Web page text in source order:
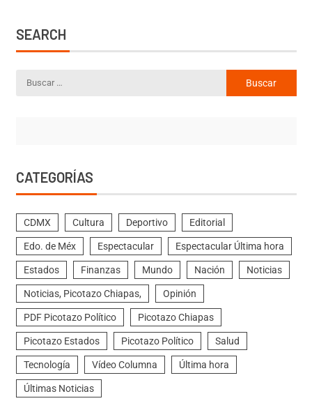
SEARCH
CATEGORÍAS
CDMX Cultura Deportivo Editorial
Edo. de Méx Espectacular Espectacular Última hora
Estados Finanzas Mundo Nación Noticias
Noticias, Picotazo Chiapas, Opinión
PDF Picotazo Político Picotazo Chiapas
Picotazo Estados Picotazo Político Salud
Tecnología Vídeo Columna Última hora
Últimas Noticias